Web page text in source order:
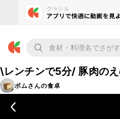
\レンチンで5分/ 豚肉の
ボムさんの食卓